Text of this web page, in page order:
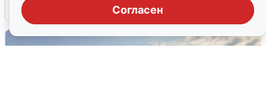
Согласен
6 августа